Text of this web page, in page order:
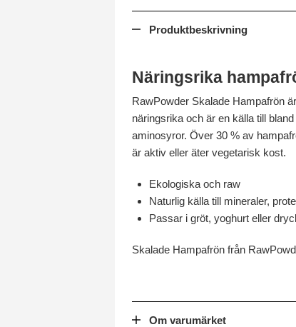
Produktbeskrivning
Näringsrika
RawPowder Skalade Hampafrön
näringsrika och är en källa till
aminosyror. Över 30 % av
är aktiv eller äter vegetarisk kost.
Ekologiska och raw
Naturlig källa till mineraler,
Passar i gröt, yoghurt eller
Skalade Hampafrön från
Om varumärket